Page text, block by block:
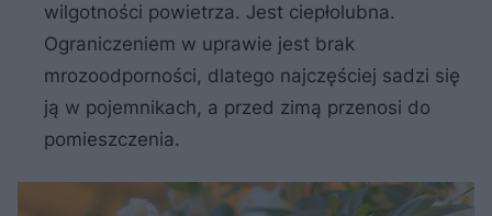
wilgotności powietrza. Jest ciepłolubna.
Ograniczeniem w uprawie jest brak
mrozoodporności, dlatego najczęściej sadzi się
ją w pojemnikach, a przed zimą przenosi do
pomieszczenia.